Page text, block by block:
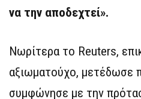
να την αποδεχτεί».
Νωρίτερα το Reuters,
αξιωματούχο, μετέδωσε
συμφώνησε με την